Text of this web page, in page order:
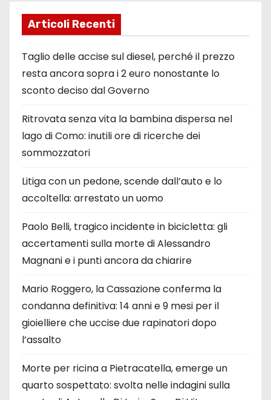
Articoli Recenti
Taglio delle accise sul diesel, perché il prezzo
resta ancora sopra i 2 euro nonostante lo
sconto deciso dal Governo
Ritrovata senza vita la bambina dispersa nel
lago di Como: inutili ore di ricerche dei
sommozzatori
Litiga con un pedone, scende dall’auto e lo
accoltella: arrestato un uomo
Paolo Belli, tragico incidente in bicicletta: gli
accertamenti sulla morte di Alessandro
Magnani e i punti ancora da chiarire
Mario Roggero, la Cassazione conferma la
condanna definitiva: 14 anni e 9 mesi per il
gioielliere che uccise due rapinatori dopo
l’assalto
Morte per ricina a Pietracatella, emerge un
quarto sospettato: svolta nelle indagini sulla